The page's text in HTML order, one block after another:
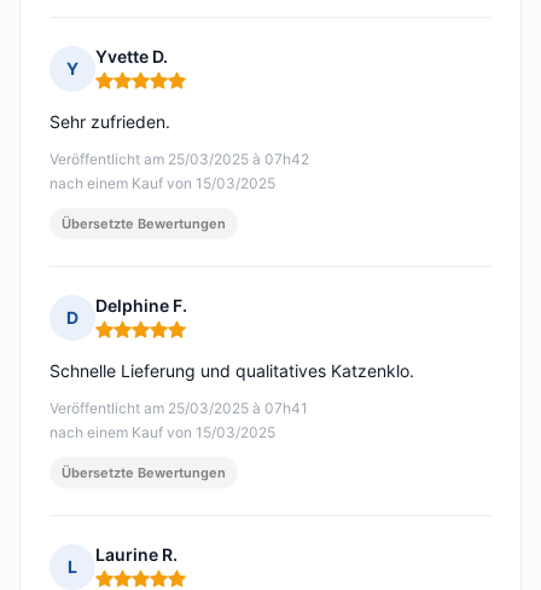
Y
Yvette D.
Hinweis: 5 von 5
Veröffentlicht am 25/03/2025 à 07h42
nach einem Kauf von 15/03/2025
Sehr zufrieden.
Übersetzte Bewertungen
D
Delphine F.
Hinweis: 5 von 5
Veröffentlicht am 25/03/2025 à 07h41
nach einem Kauf von 15/03/2025
Schnelle Lieferung und qualitatives Katzenklo.
Übersetzte Bewertungen
L
Laurine R.